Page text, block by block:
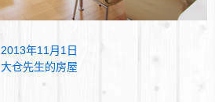
2013年11月1日
大仓先生的房屋